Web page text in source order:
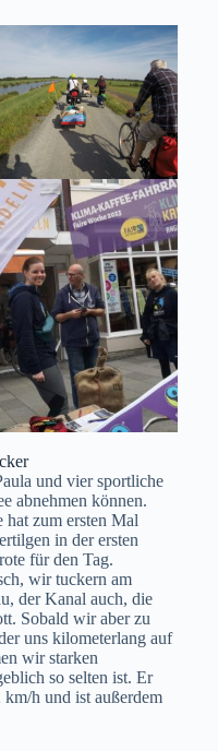
und vier sportliche
abnehmen können.
hat zum ersten Mal
in der ersten
für den Tag.
wir tuckern am
der Kanal auch, die
Sobald wir aber zu
uns kilometerlang auf
wir starken
so selten ist. Er
km/h und ist außerdem